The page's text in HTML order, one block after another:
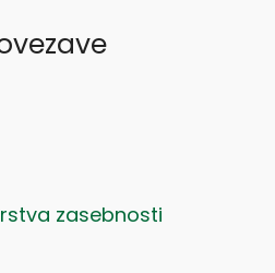
zasebnosti